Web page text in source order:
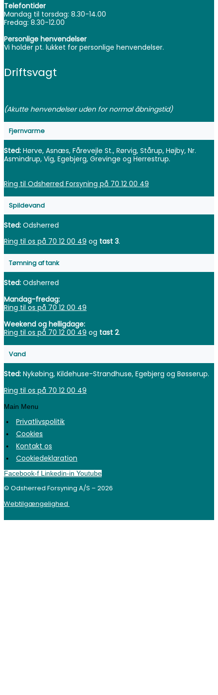
Telefontider
Mandag til torsdag: 8.30-14.00
Fredag: 8.30-12.00
Personlige henvendelser
Vi holder pt. lukket for personlige henvendelser.
Driftsvagt
(Akutte henvendelser uden for normal åbningstid)
Fjernvarme
Sted: Hørve, Asnæs, Fårevejle St., Rørvig, Stårup, Højby, Nr.
Asmindrup, Vig, Egebjerg, Grevinge og Herrestrup.
Ring til Odsherred Forsyning på 70 12 00 49
Spildevand
Sted: Odsherred
Ring til os på 70 12 00 49 og tast 3.
Tømning af tank
Sted: Odsherred
Mandag-fredag:
Ring til os på 70 12 00 49
Weekend og helligdage:
Ring til os på 70 12 00 49 og tast 2.
Vand
Sted: Nykøbing, Kildehuse-Strandhuse, Egebjerg og Bøsserup.
Ring til os på 70 12 00 49
Main Menu
Privatlivspolitik
Cookies
Kontakt os
Cookiedeklaration
Facebook-f Linkedin-in Youtube
© Odsherred Forsyning A/S – 2026
Webtilgængelighed